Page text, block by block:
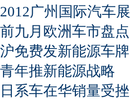
2012广州国际汽车展
前九月欧洲车市盘点
沪免费发新能源车牌
青年推新能源战略
日系车在华销量受挫